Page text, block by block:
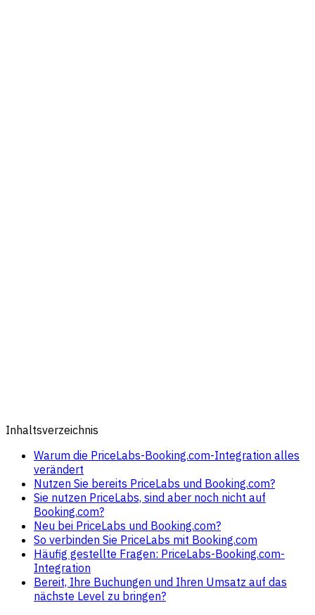
Inhaltsverzeichnis
Warum die PriceLabs-Booking.com-Integration alles
verändert
Nutzen Sie bereits PriceLabs und Booking.com?
Sie nutzen PriceLabs, sind aber noch nicht auf
Booking.com?
Neu bei PriceLabs und Booking.com?
So verbinden Sie PriceLabs mit Booking.com
Häufig gestellte Fragen: PriceLabs-Booking.com-
Integration
Bereit, Ihre Buchungen und Ihren Umsatz auf das
nächste Level zu bringen?